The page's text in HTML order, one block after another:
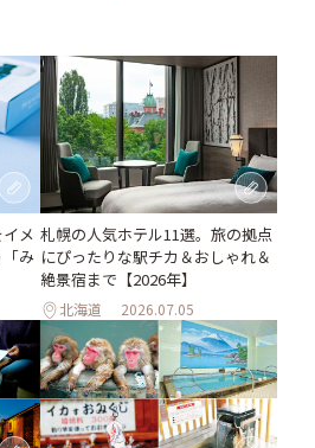
メ
み
札幌の人気ホテル11選。旅の拠点
にぴったりな駅チカ＆おしゃれ＆
絶景宿まで【2026年】
北海道 2026.07.05